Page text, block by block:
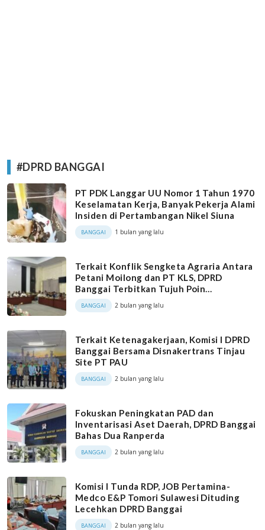
#DPRD BANGGAI
PT PDK Langgar UU Nomor 1 Tahun 1970
Keselamatan Kerja, Banyak Pekerja Alami
Insiden di Pertambangan Nikel Siuna
BANGGAI 1 bulan yang lalu
Terkait Konflik Sengketa Agraria Antara
Petani Moilong dan PT KLS, DPRD
Banggai Terbitkan Tujuh Poin
Rekomendasi
BANGGAI 2 bulan yang lalu
Terkait Ketenagakerjaan, Komisi I DPRD
Banggai Bersama Disnakertrans Tinjau
Site PT PAU
BANGGAI 2 bulan yang lalu
Fokuskan Peningkatan PAD dan
Inventarisasi Aset Daerah, DPRD Banggai
Bahas Dua Ranperda
BANGGAI 2 bulan yang lalu
Komisi I Tunda RDP, JOB Pertamina-
Medco E&P Tomori Sulawesi Dituding
Lecehkan DPRD Banggai
BANGGAI 2 bulan yang lalu